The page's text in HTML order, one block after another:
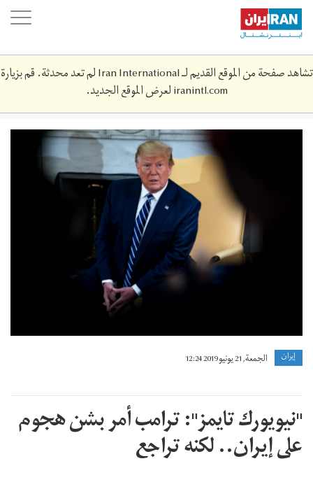
Skip
main
content
تشاهد صفحة من الموقع القديم لـ Iran International لم تعد محدثة. قم بزيارة
iranintl.comلعرض الموقع الجديد.
screen_shot_2019-
20_at_7.‎43.‎44_pm.png
إيران الجمعة, 21 يونيو 2019 12:24
"نيويورك تايمز": ترامب أمر بشن هجوم
على إيران.. لكنه تراجع